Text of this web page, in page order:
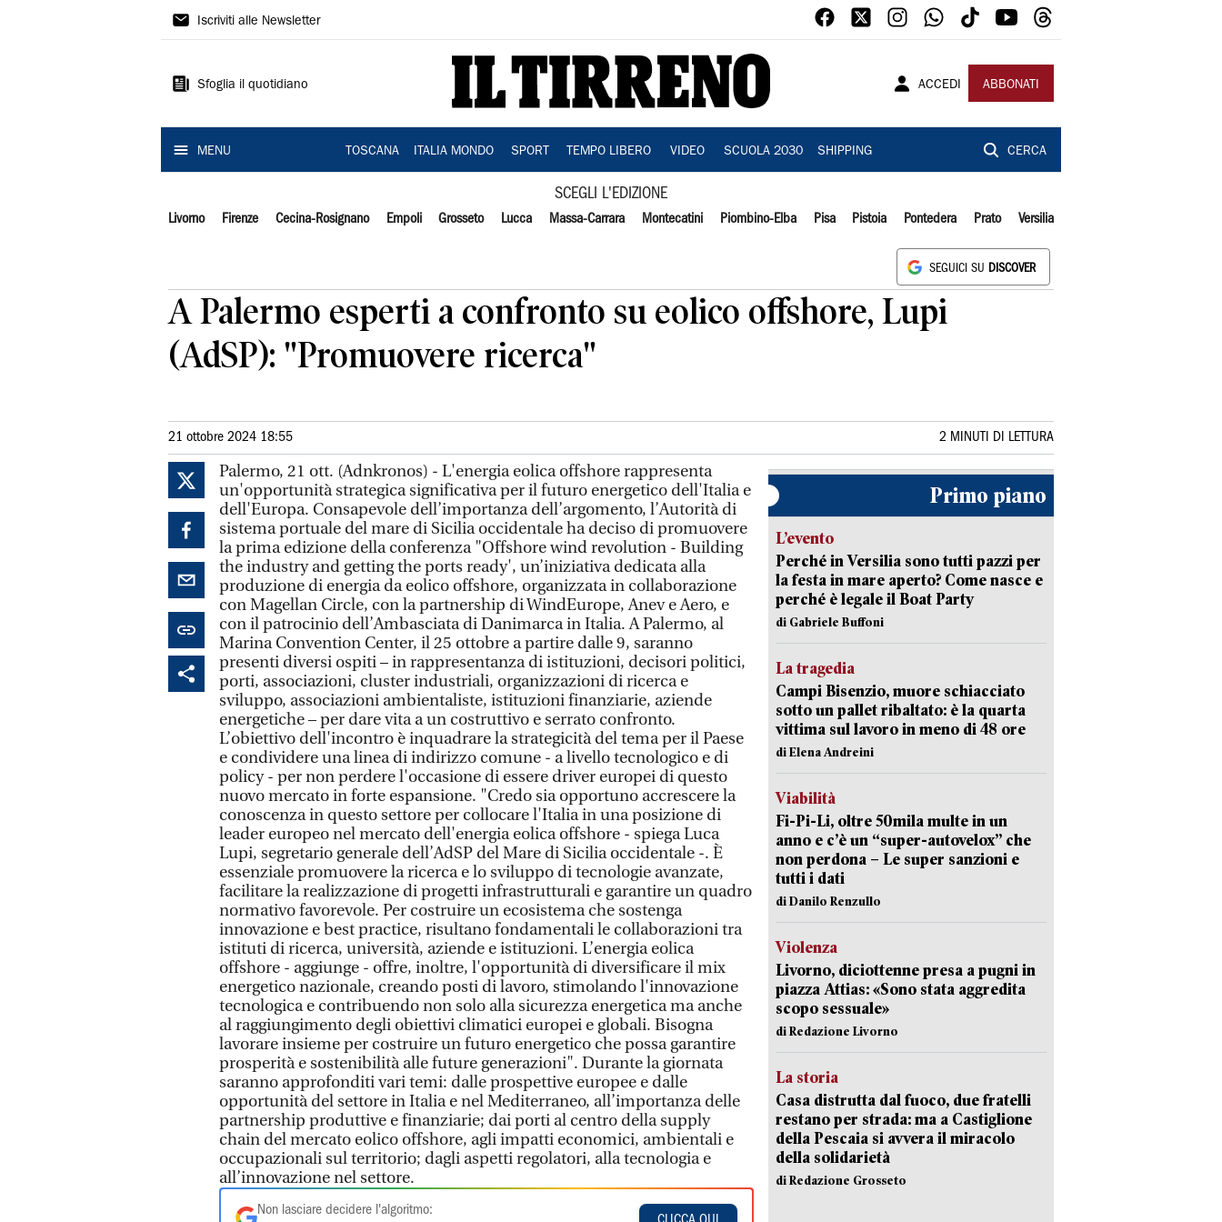
Il
Iscriviti alle Newsletter
Sfoglia il quotidiano ACCEDI ABBONATI
MENU TOSCANA ITALIA MONDO SPORT TEMPO LIBERO VIDEO SCUOLA 2030 SHIPPING CERCA
SCEGLI L'EDIZIONE
Livorno Firenze Cecina-Rosignano Empoli Grosseto Lucca Massa-Carrara Montecatini Piombino-Elba Pisa Pistoia Pontedera Prato Versilia
SEGUICI SU DISCOVER
A Palermo esperti a confronto su eolico offshore, Lupi
(AdSP): "Promuovere ricerca"
21 ottobre 2024 18:55 2 MINUTI DI LETTURA
Palermo, 21 ott. (Adnkronos) - L'energia eolica offshore rappresenta
un'opportunità strategica significativa per il futuro energetico dell'Italia e
dell'Europa. Consapevole dell’importanza dell’argomento, l’Autorità di
sistema portuale del mare di Sicilia occidentale ha deciso di promuovere
la prima edizione della conferenza "Offshore wind revolution - Building
the industry and getting the ports ready', un’iniziativa dedicata alla
produzione di energia da eolico offshore, organizzata in collaborazione
con Magellan Circle, con la partnership di WindEurope, Anev e Aero, e
con il patrocinio dell’Ambasciata di Danimarca in Italia. A Palermo, al
Marina Convention Center, il 25 ottobre a partire dalle 9, saranno
presenti diversi ospiti – in rappresentanza di istituzioni, decisori politici,
porti, associazioni, cluster industriali, organizzazioni di ricerca e
sviluppo, associazioni ambientaliste, istituzioni finanziarie, aziende
energetiche – per dare vita a un costruttivo e serrato confronto.
L’obiettivo dell'incontro è inquadrare la strategicità del tema per il Paese
e condividere una linea di indirizzo comune - a livello tecnologico e di
policy - per non perdere l'occasione di essere driver europei di questo
nuovo mercato in forte espansione. "Credo sia opportuno accrescere la
conoscenza in questo settore per collocare l'Italia in una posizione di
leader europeo nel mercato dell'energia eolica offshore - spiega Luca
Lupi, segretario generale dell’AdSP del Mare di Sicilia occidentale -. È
essenziale promuovere la ricerca e lo sviluppo di tecnologie avanzate,
facilitare la realizzazione di progetti infrastrutturali e garantire un quadro
normativo favorevole. Per costruire un ecosistema che sostenga
innovazione e best practice, risultano fondamentali le collaborazioni tra
istituti di ricerca, università, aziende e istituzioni. L’energia eolica
offshore - aggiunge - offre, inoltre, l'opportunità di diversificare il mix
energetico nazionale, creando posti di lavoro, stimolando l'innovazione
tecnologica e contribuendo non solo alla sicurezza energetica ma anche
al raggiungimento degli obiettivi climatici europei e globali. Bisogna
lavorare insieme per costruire un futuro energetico che possa garantire
prosperità e sostenibilità alle future generazioni". Durante la giornata
saranno approfonditi vari temi: dalle prospettive europee e dalle
opportunità del settore in Italia e nel Mediterraneo, all’importanza delle
partnership produttive e finanziarie; dai porti al centro della supply
chain del mercato eolico offshore, agli impatti economici, ambientali e
occupazionali sul territorio; dagli aspetti regolatori, alla tecnologia e
all’innovazione nel settore.
Non lasciare decidere l'algoritmo:
Primo piano
L’evento
Perché in Versilia sono tutti pazzi per
la festa in mare aperto? Come nasce e
perché è legale il Boat Party
di Gabriele Buffoni
La tragedia
Campi Bisenzio, muore schiacciato
sotto un pallet ribaltato: è la quarta
vittima sul lavoro in meno di 48 ore
di Elena Andreini
Viabilità
Fi-Pi-Li, oltre 50mila multe in un
anno e c’è un “super-autovelox” che
non perdona – Le super sanzioni e
tutti i dati
di Danilo Renzullo
Violenza
Livorno, diciottenne presa a pugni in
piazza Attias: «Sono stata aggredita
scopo sessuale»
di Redazione Livorno
La storia
Casa distrutta dal fuoco, due fratelli
restano per strada: ma a Castiglione
della Pescaia si avvera il miracolo
della solidarietà
di Redazione Grosseto